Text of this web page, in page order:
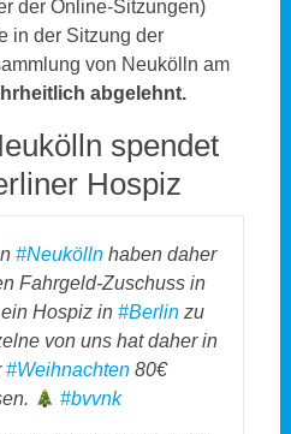
der Online-Sitzungen)
in der Sitzung der
von Neukölln am
abgelehnt.
spendet
Hospiz
#Neukölln haben daher
Fahrgeld-Zuschuss in
Hospiz in #Berlinzu
von uns hat daher in
#Weihnachten 80€
#bvvnk